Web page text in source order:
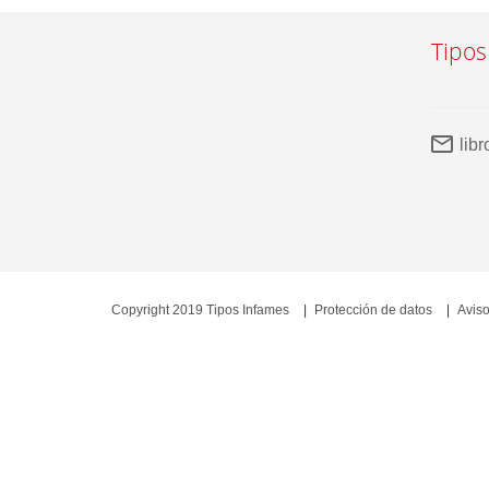
Copyright 2019 Tipos Infames Protección de datos